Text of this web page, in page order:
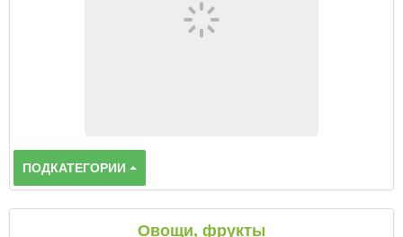
ПОДКАТЕГОРИИ
Овощи, фрукты